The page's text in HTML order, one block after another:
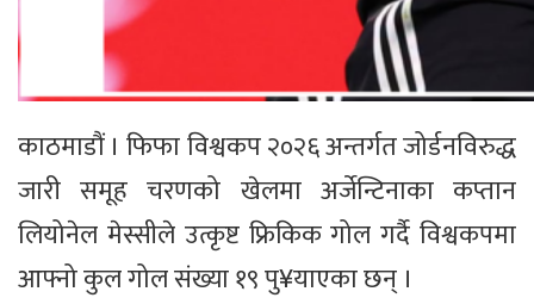
काठमाडौं । फिफा विश्वकप २०२६ अन्तर्गत जोर्डनविरुद्ध
जारी समूह चरणको खेलमा अर्जेन्टिनाका कप्तान
लियोनेल मेस्सीले उत्कृष्ट फ्रिकिक गोल गर्दै विश्वकपमा
आफ्नो कुल गोल संख्या १९ पु¥याएका छन् ।